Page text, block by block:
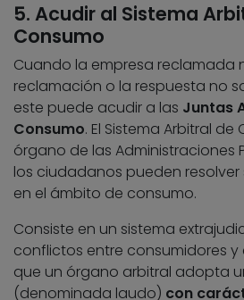
5. Acudir al Sistema
Consumo
Cuando la empresa reclamada
reclamación o la respuesta no
este puede acudir a las Juntas
Consumo. El Sistema Arbitral de
órgano de las Administraciones
los ciudadanos pueden
en el ámbito de consumo.
Consiste en un sistema
conflictos entre consumidores y
que un órgano arbitral adopta
(denominada laudo) con